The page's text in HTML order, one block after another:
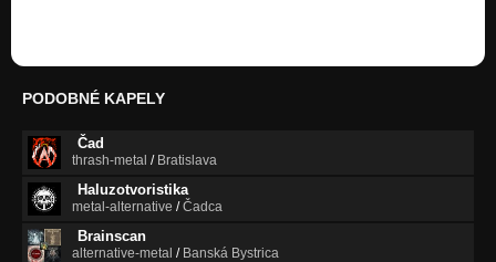
PODOBNÉ KAPELY
Čad
thrash-metal / Bratislava
Haluzotvoristika
metal-alternative /Čadca
Brainscan
alternative-metal / Banská Bystrica